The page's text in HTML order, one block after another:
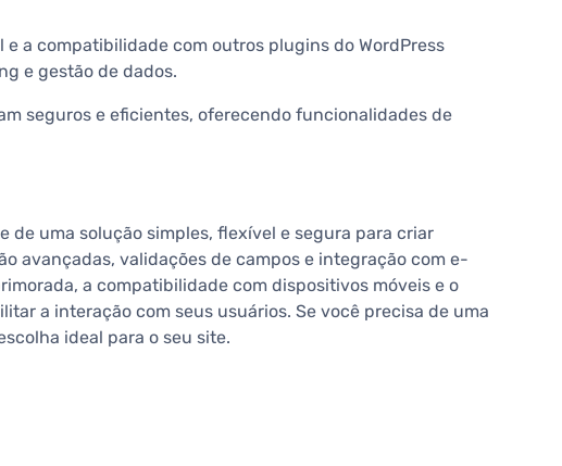
a compatibilidade com outros plugins do WordPress
e gestão de dados.
seguros e eficientes, oferecendo funcionalidades de
de uma solução simples, flexível e segura para criar
avançadas, validações de campos e integração com e-
a compatibilidade com dispositivos móveis e o
a interação com seus usuários. Se você precisa de uma
ideal para o seu site.